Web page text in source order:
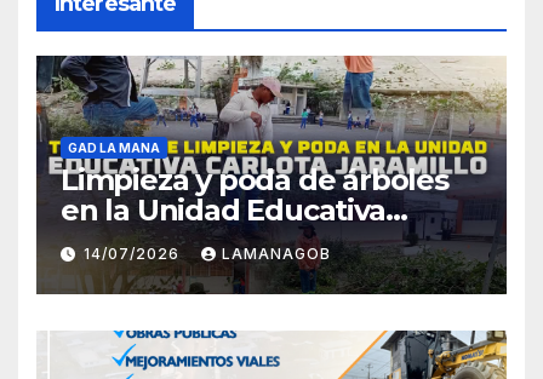
GAD LA MANA
Limpieza y poda de árboles
en la Unidad Educativa
Carlota Jaramillo
14/07/2026 LAMANAGOB